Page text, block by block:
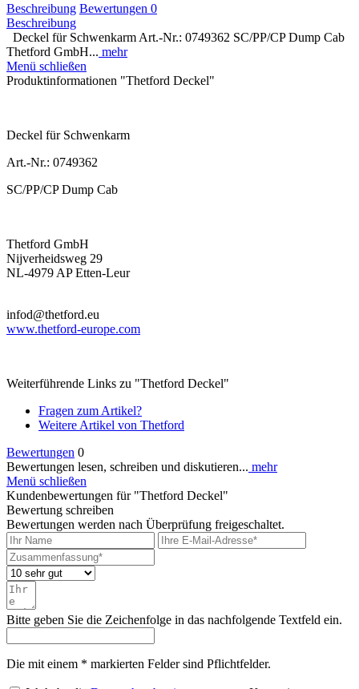
Beschreibung Bewertungen 0
Beschreibung
Deckel für Schwenkarm Art.-Nr.: 0749362 SC/PP/CP Dump Cab
Thetford GmbH... mehr
Menü schließen
Produktinformationen "Thetford Deckel"
Deckel für Schwenkarm
Art.-Nr.: 0749362
SC/PP/CP Dump Cab
Thetford GmbH
Nijverheidsweg 29
NL-4979 AP Etten-Leur
infod@thetford.eu
www.thetford-europe.com
Weiterführende Links zu "Thetford Deckel"
Fragen zum Artikel?
Weitere Artikel von Thetford
Bewertungen 0
Bewertungen lesen, schreiben und diskutieren... mehr
Menü schließen
Kundenbewertungen für "Thetford Deckel"
Bewertung schreiben
Bewertungen werden nach Überprüfung freigeschaltet.
Bitte geben Sie die Zeichenfolge in das nachfolgende Textfeld ein.
Die mit einem * markierten Felder sind Pflichtfelder.